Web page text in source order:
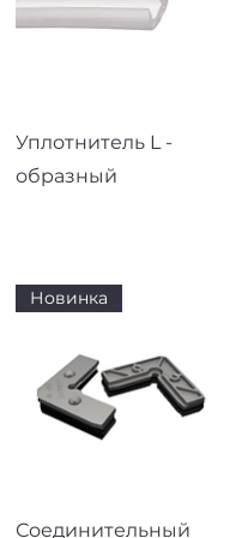
Быстрый просмотр
Уплотнитель L -
образный
Быстрый просмотр
Новинка
Соединительный